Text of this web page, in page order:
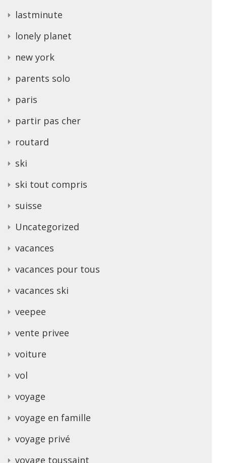
lastminute
lonely planet
new york
parents solo
paris
partir pas cher
routard
ski
ski tout compris
suisse
Uncategorized
vacances
vacances pour tous
vacances ski
veepee
vente privee
voiture
vol
voyage
voyage en famille
voyage privé
voyage toussaint